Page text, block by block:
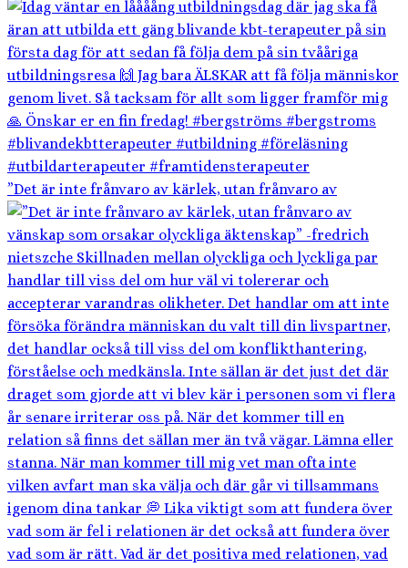
”Det är inte frånvaro av kärlek, utan frånvaro av